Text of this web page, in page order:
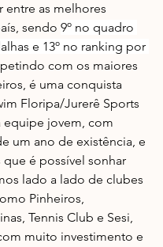
entre as melhores
sendo 9º no quadro
e 13º no ranking por
com os maiores
é uma conquista
Floripa/Jurerê Sports
equipe jovem, com
um ano de existência, e
que é possível sonhar
lado a lado de clubes
Pinheiros,
Tennis Club e Sesi,
muito investimento e